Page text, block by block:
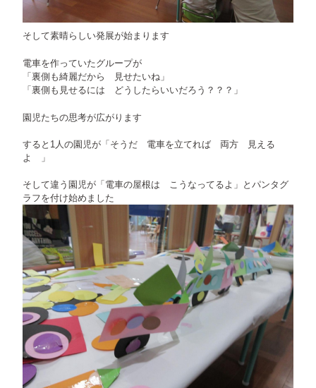
そして素晴らしい発展が始まります
電車を作っていたグループが
「裏側も綺麗だから 見せたいね」
「裏側も見せるには どうしたらいいだろう？？？」
園児たちの思考が広がります
すると1人の園児が「そうだ 電車を立てれば 両方 見える
よ 」
そして違う園児が「電車の屋根は こうなってるよ」とパンタグ
ラフを付け始めました